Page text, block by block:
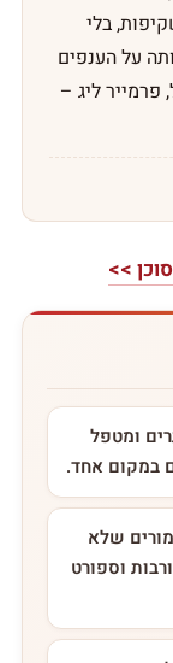
בלי
על הענפים
ליג –
>>
ומטפל
במקום אחד.
שלא
וספורט